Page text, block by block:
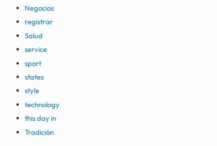
Negocios
registrar
Salud
service
sport
states
style
technology
this day in
Tradición